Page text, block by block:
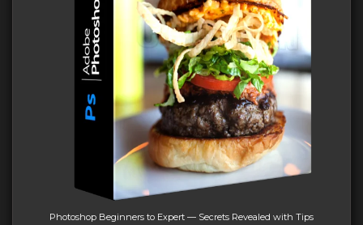
Photoshop Beginners to Expert — Secrets Revealed with Tips